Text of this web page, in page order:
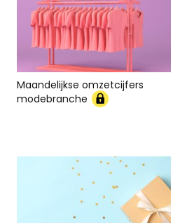
Maandelijkse omzetcijfers
modebranche